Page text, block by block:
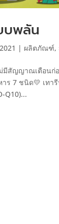
บพลัน
| ผลิตภัณฑ์,
สัญญาณเตือนก่อ
ร 7 ชนิด💛 เทา
Q10)...